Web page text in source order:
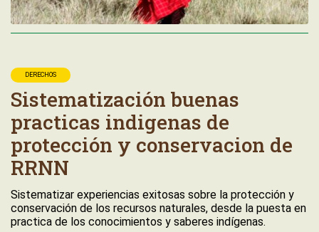
DERECHOS
Sistematización buenas
practicas indigenas de
protección y conservacion de
RRNN
Sistematizar experiencias exitosas sobre la protección y
conservación de los recursos naturales, desde la puesta en
practica de los conocimientos y saberes indígenas.